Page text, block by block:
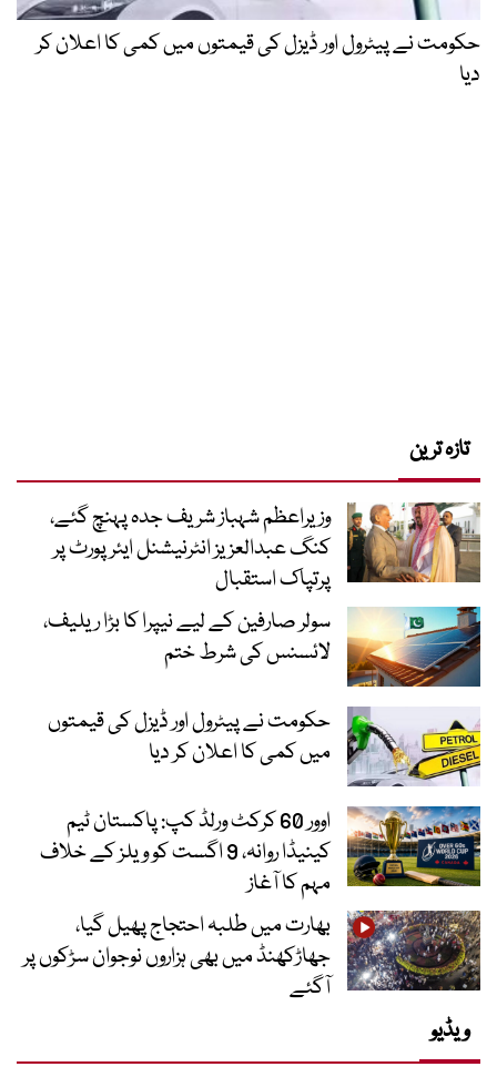
حکومت نے پیٹرول اور ڈیزل کی قیمتوں میں کمی کا اعلان کر
دیا
تازہ ترین
وزیراعظم شہباز شریف جدہ پہنچ گئے،
کنگ عبدالعزیز انٹرنیشنل ایئر پورٹ پر
پرتپاک استقبال
سولر صارفین کے لیے نیپرا کا بڑا ریلیف،
لائسنس کی شرط ختم
حکومت نے پیٹرول اور ڈیزل کی قیمتوں
میں کمی کا اعلان کر دیا
اوور 60 کرکٹ ورلڈ کپ: پاکستان ٹیم
کینیڈا روانہ، 9 اگست کو ویلز کے خلاف
مہم کا آغاز
بھارت میں طلبہ احتجاج پھیل گیا،
جھاڑکھنڈ میں بھی ہزاروں نوجوان سڑکوں پر
آگئے
ویڈیو